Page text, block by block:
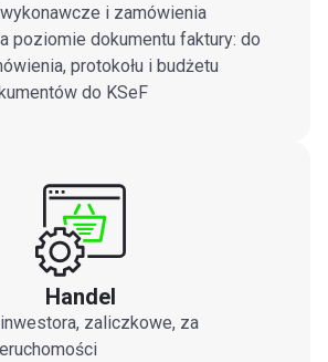
i zamówienia
poziomie dokumentu faktury: do
protokołu i budżetu
do KSeF
Handel
zaliczkowe, za